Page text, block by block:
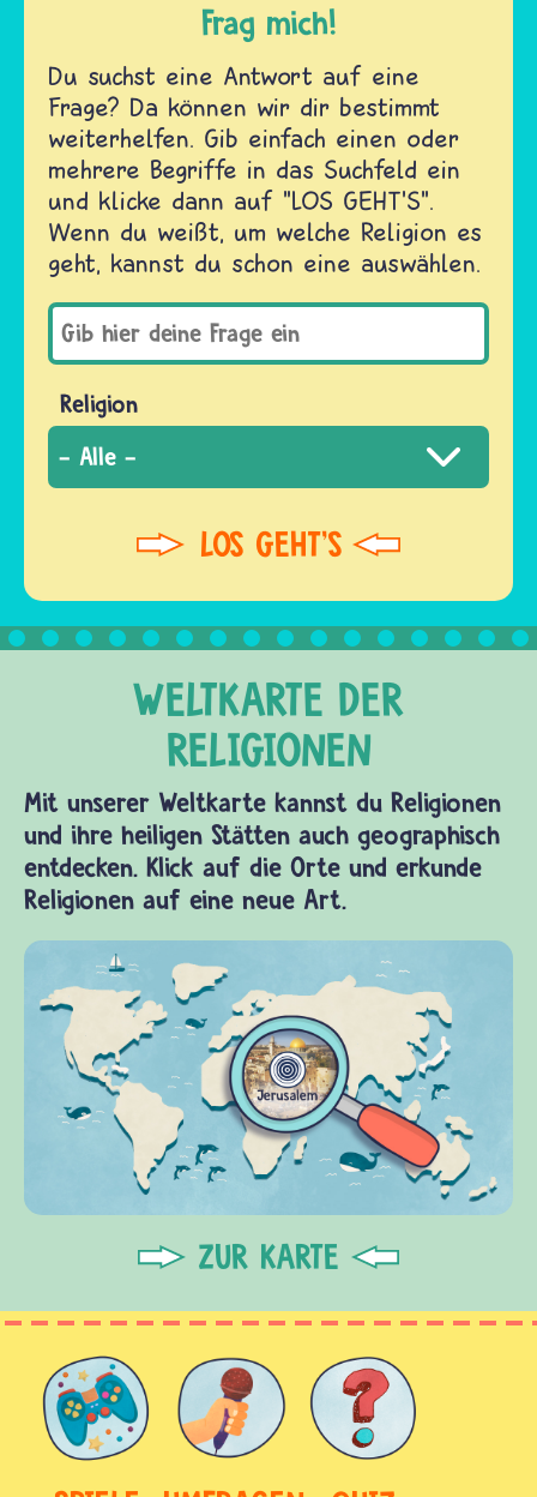
Frag mich!
Du suchst eine Antwort auf eine
Frage? Da können wir dir bestimmt
weiterhelfen. Gib einfach einen oder
mehrere Begriffe in das Suchfeld ein
und klicke dann auf "LOS GEHT'S".
Wenn du weißt, um welche Religion es
geht, kannst du schon eine auswählen.
Religion
Mit unserer Weltkarte kannst du Religionen
und ihre heiligen Stätten auch geographisch
entdecken. Klick auf die Orte und erkunde
Religionen auf eine neue Art.
ZUR KARTE